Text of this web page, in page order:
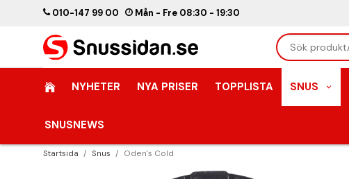
010-147 99 00 Mån - Fre 08:30 - 19:30
NYHETER NYA PRISER TOPPLISTA SNUS
SNUSNEWS
Startsida / Snus / Oden's Cold